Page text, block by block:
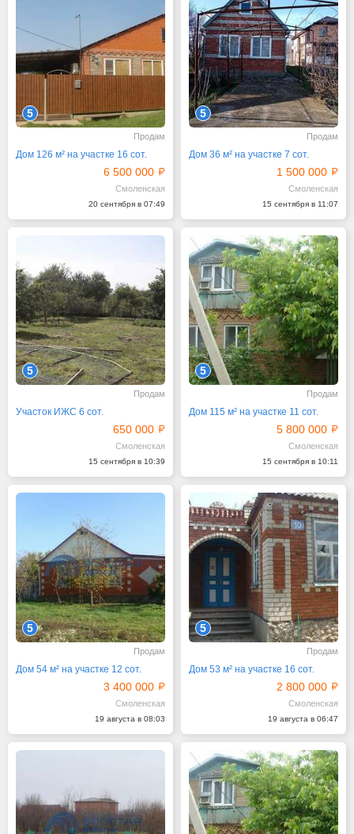
5
Продам
Дом 126 м² на участке 16 сот.
6 500 000
Смоленская
20 сентября в 07:49
5
Продам
Дом 36 м² на участке 7 сот.
1 500 000
Смоленская
15 сентября в 11:07
5
Продам
Участок ИЖС 6 сот.
650 000
Смоленская
15 сентября в 10:39
5
Продам
Дом 115 м² на участке 11 сот.
5 800 000
Смоленская
15 сентября в 10:11
5
Продам
Дом 54 м² на участке 12 сот.
3 400 000
Смоленская
19 августа в 08:03
5
Продам
Дом 53 м² на участке 16 сот.
2 800 000
Смоленская
19 августа в 06:47